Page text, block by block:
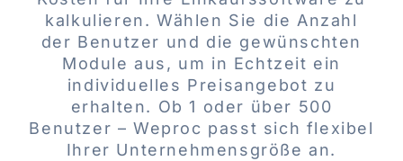
kalkulieren. Wählen Sie die Anzahl
der Benutzer und die gewünschten
Module aus, um in Echtzeit ein
individuelles Preisangebot zu
erhalten. Ob 1 oder über 500
Benutzer – Weproc passt sich flexibel
Ihrer Unternehmensgröße an.